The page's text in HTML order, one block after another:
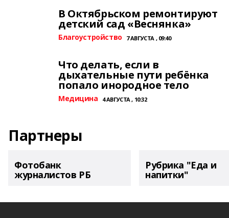
В Октябрьском ремонтируют
детский сад «Веснянка»
Благоустройство 7 АВГУСТА , 09:40
Что делать, если в
дыхательные пути ребёнка
попало инородное тело
Медицина 4 АВГУСТА , 10:32
Партнеры
Фотобанк
журналистов РБ
Рубрика "Еда и
напитки"